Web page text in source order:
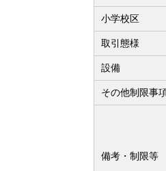
小学校区
取引態様
設備
その他制限事
備考・制限等